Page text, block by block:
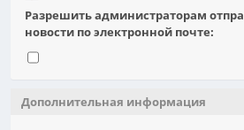
Разрешить администраторам
новости по электронной почте:
Дополнительная информация